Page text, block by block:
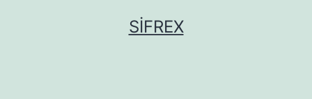
SIFREX